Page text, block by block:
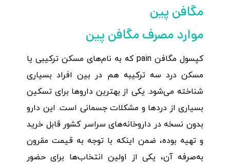
مگافن پین
موارد مصرف مگافن پین
کپسول مگافن pain که به نام‌های مسکن ترکیبی یا
مسکن درد سه ترکیبه هم در بین افراد بسیاری
شناخته می‌شود. یکی از بهترین داروها برای تسکین
بسیاری از دردها و مشکلات جسمانی است. این دارو
بدون نسخه در داروخانه‌های سراسر کشور قابل خرید
و تهیه بوده، ضمن اینکه با توجه به قیمت مقرون
به‌صرفه آن، یکی از اولین انتخاب‌ها برای حضور